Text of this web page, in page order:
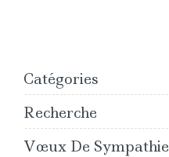
Catégories
Recherche
Vœux De Sympathie